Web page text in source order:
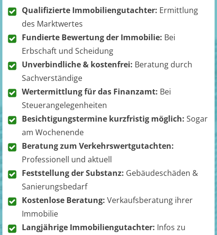
Qualifizierte Immobiliengutachter: Ermittlung
des Marktwertes
Fundierte Bewertung der Immobilie: Bei
Erbschaft und Scheidung
Unverbindliche & kostenfrei: Beratung durch
Sachverständige
Wertermittlung für das Finanzamt: Bei
Steuerangelegenheiten
Besichtigungstermine kurzfristig möglich: Sogar
am Wochenende
Beratung zum Verkehrswertgutachten:
Professionell und aktuell
Feststellung der Substanz: Gebäudeschäden &
Sanierungsbedarf
Kostenlose Beratung: Verkaufsberatung ihrer
Immobilie
Langjährige Immobiliengutachter: Infos zu